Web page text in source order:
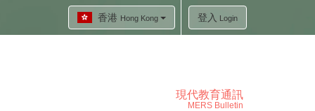
香港 Hong Kong 登入 Login
現代教育通訊
MERS Bulletin